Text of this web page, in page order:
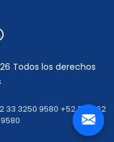
Todos los derechos
33 3250 9580 +52 33 1862